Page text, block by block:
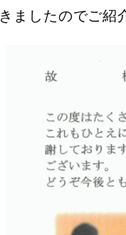
きましたのでご紹